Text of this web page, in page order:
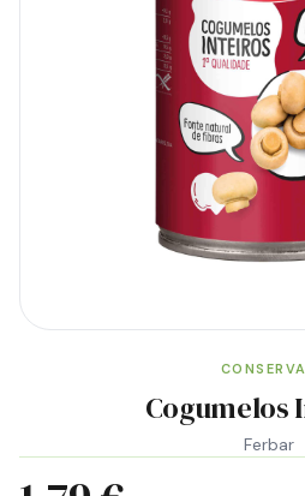
Cogumelos
Ferbar